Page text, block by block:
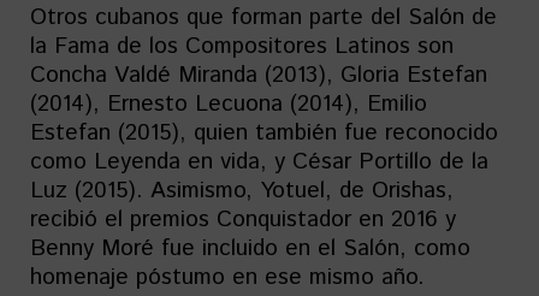
Otros cubanos que forman parte del Salón de
la Fama de los Compositores Latinos son
Concha Valdé Miranda (2013), Gloria Estefan
(2014), Ernesto Lecuona (2014), Emilio
Estefan (2015), quien también fue reconocido
como Leyenda en vida, y César Portillo de la
Luz (2015). Asimismo, Yotuel, de Orishas,
recibió el premios Conquistador en 2016 y
Benny Moré fue incluido en el Salón, como
homenaje póstumo en ese mismo año.